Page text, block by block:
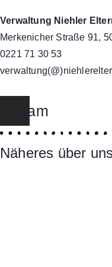
Verwaltung Niehler
Merkenicher Straße 91,
0221 71 30 53
Näheres über